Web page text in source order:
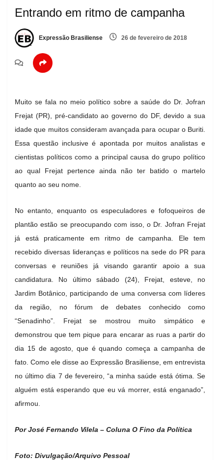
Entrando em ritmo de campanha
Expressão Brasiliense 26 de fevereiro de 2018
Muito se fala no meio político sobre a saúde do Dr. Jofran
Frejat (PR), pré-candidato ao governo do DF, devido a sua
idade que muitos consideram avançada para ocupar o Buriti.
Essa questão inclusive é apontada por muitos analistas e
cientistas políticos como a principal causa do grupo político
ao qual Frejat pertence ainda não ter batido o martelo
quanto ao seu nome.
No entanto, enquanto os especuladores e fofoqueiros de
plantão estão se preocupando com isso, o Dr. Jofran Frejat
já está praticamente em ritmo de campanha. Ele tem
recebido diversas lideranças e políticos na sede do PR para
conversas e reuniões já visando garantir apoio a sua
candidatura. No último sábado (24), Frejat, esteve, no
Jardim Botânico, participando de uma conversa com líderes
da região, no fórum de debates conhecido como
“Senadinho”. Frejat se mostrou muito simpático e
demonstrou que tem pique para encarar as ruas a partir do
dia 15 de agosto, que é quando começa a campanha de
fato. Como ele disse ao Expressão Brasiliense, em entrevista
no último dia 7 de fevereiro, “a minha saúde está ótima. Se
alguém está esperando que eu vá morrer, está enganado”,
afirmou.
Por José Fernando Vilela – Coluna O Fino da Política
Foto: Divulgação/Arquivo Pessoal